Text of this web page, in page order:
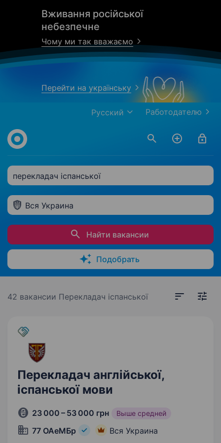
Вживання російської
небезпечне
Чому ми так вважаємо
Перейти на українську
Работодателю
Русский
перекладач іспанської
Вся Украина
Найти вакансии
Подобрать
42 вакансии Перекладач іспанської
Перекладач англійської,
іспанської мови
23 000 – 53 000 грн Выше средней
77 ОАеМБр Вся Украина